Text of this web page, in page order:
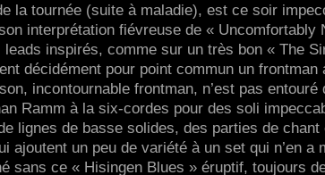
la tournée (suite à maladie), est ce soir
interprétation fiévreuse de « Uncomfortably
leads inspirés, comme sur un très bon « The
décidément pour point commun un frontman
incontournable frontman, n’est pas
Ramm à la six-cordes pour des soli
lignes de basse solides, des parties de
ajoutent un peu de variété à un set qui n’en a
sans ce « Hisingen Blues » éruptif, toujours